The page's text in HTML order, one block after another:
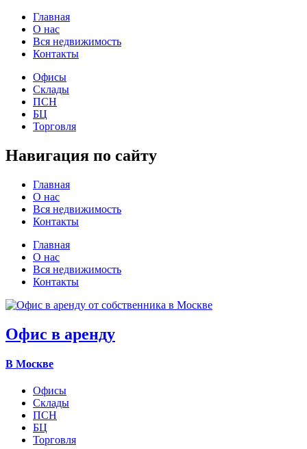
Главная
О нас
Вся недвижимость
Контакты
Офисы
Склады
ПСН
БЦ
Торговля
Навигация по сайту
Главная
О нас
Вся недвижимость
Контакты
Главная
О нас
Вся недвижимость
Контакты
Офис в аренду
В Москве
Офисы
Склады
ПСН
БЦ
Торговля